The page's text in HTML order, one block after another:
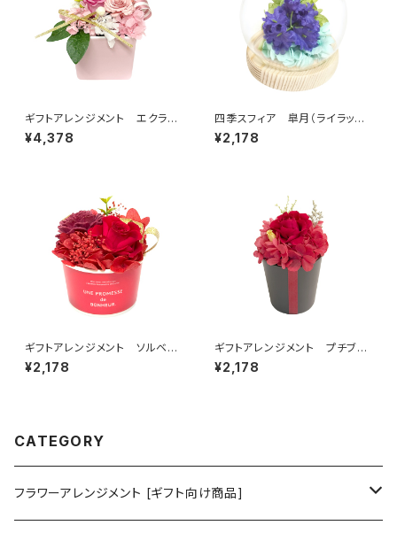
ギフトアレンジメント エクラ
ン ピンク HB34620
¥4,378
四季スフィア 皐月（ライラック）
C38305
¥2,178
ギフトアレンジメント ソルベ
レッド HB35010
¥2,178
ギフトアレンジメント プチブー
ケ レッド HB34910
¥2,178
CATEGORY
フラワーアレンジメント [ギフト向け商品]